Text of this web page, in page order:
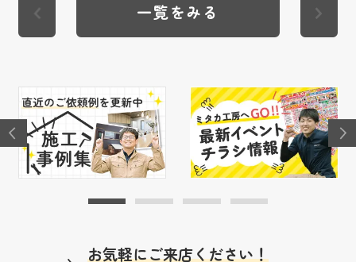
一覧をみる
お気軽にご来店ください！